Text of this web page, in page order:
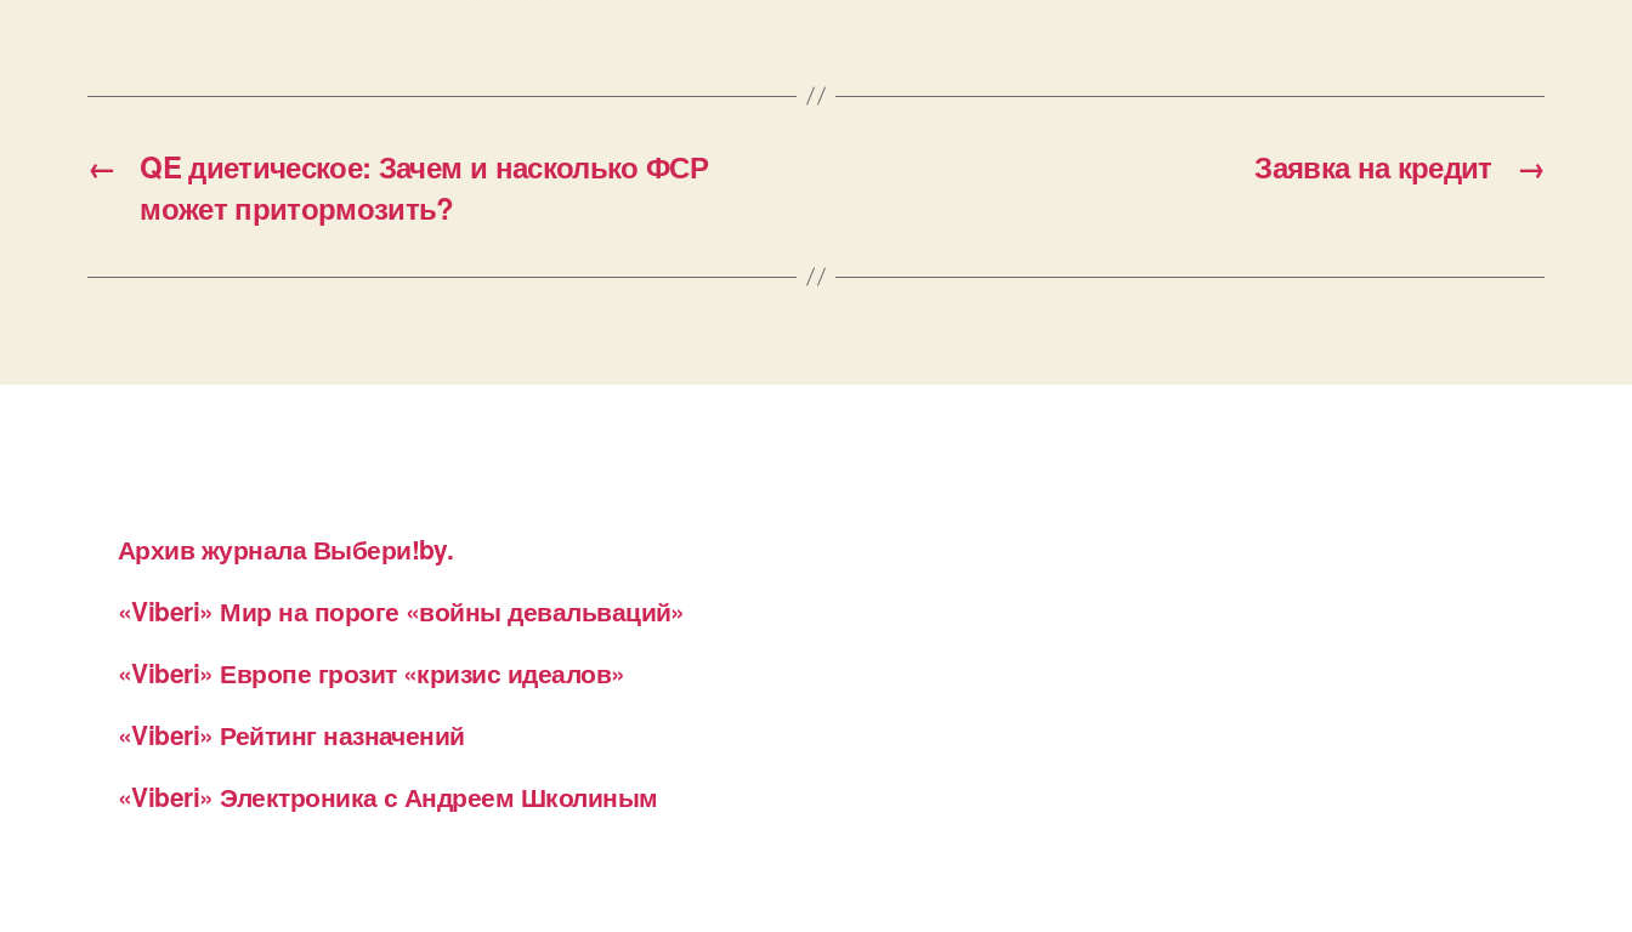
←
QE диетическое: Зачем и насколько ФСР
может притормозить?
→
Заявка на кредит
Архив журнала Выбери!by.
«Viberi» Мир на пороге «войны девальваций»
«Viberi» Европе грозит «кризис идеалов»
«Viberi» Рейтинг назначений
«Viberi» Электроника с Андреем Школиным